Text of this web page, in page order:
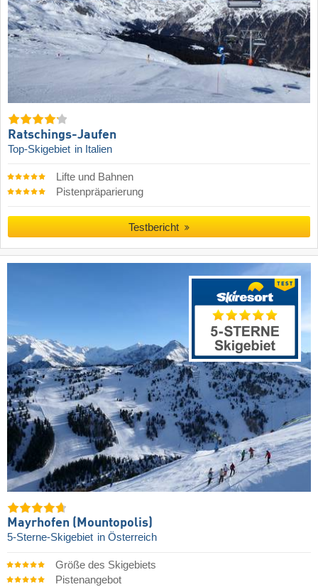
Ratschings-Jaufen
Top-Skigebiet in Italien
Lifte und Bahnen
Pistenpräparierung
Testbericht
Mayrhofen (Mountopolis)
5-Sterne-Skigebiet in Österreich
Größe des Skigebiets
Pistenangebot